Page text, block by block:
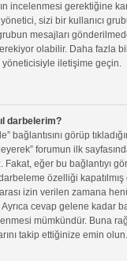
incelenmesi gerektiğine
sizi bir kullanıcı
mesajları
olabilir. Daha fazla
iletişime geçin.
darbelerim?
bağlantısını görüp
forumun ilk
Fakat, eğer bu bağlantıyı
özelliği
izin verilen zamana
Ayrıca cevap gelene kadar
mümkündür. Buna
takip ettiğinize emin olun.